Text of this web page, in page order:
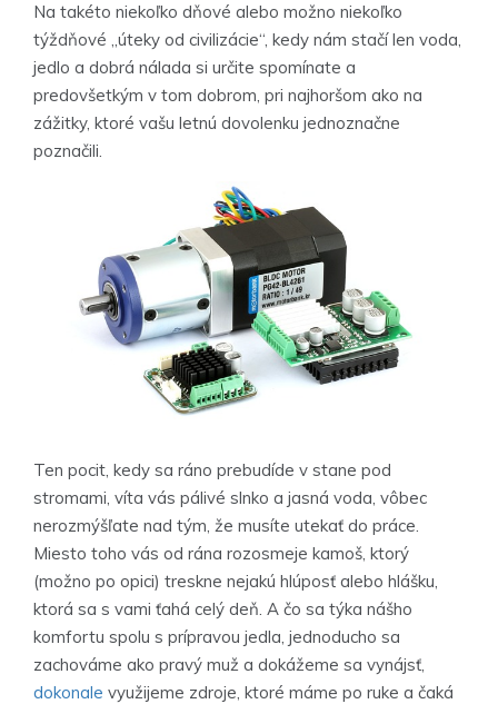
Na takéto niekoľko dňové alebo možno niekoľko
týždňové „úteky od civilizácie“, kedy nám stačí len voda,
jedlo a dobrá nálada si určite spomínate a
predovšetkým v tom dobrom, pri najhoršom ako na
zážitky, ktoré vašu letnú dovolenku jednoznačne
poznačili.
Ten pocit, kedy sa ráno prebudíde v stane pod
stromami, víta vás pálivé slnko a jasná voda, vôbec
nerozmýšľate nad tým, že musíte utekať do práce.
Miesto toho vás od rána rozosmeje kamoš, ktorý
(možno po opici) treskne nejakú hlúposť alebo hlášku,
ktorá sa s vami ťahá celý deň. A čo sa týka nášho
komfortu spolu s prípravou jedla, jednoducho sa
zachováme ako pravý muž a dokážeme sa vynájsť,
dokonale využijeme zdroje, ktoré máme po ruke a čaká